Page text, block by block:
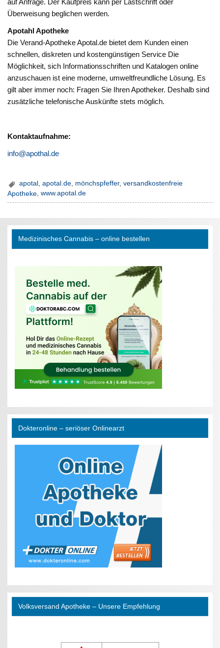
Überweisung beglichen werden.
Apotahl Apotheke
Die Verand-Apotheke Apotal.de bietet dem Kunden einen
schnellen, diskreten und kostengünstigen Service Die
Möglichkeit, sich Informationsschriften und Katalogen online
anzuschauen ist eine moderne, umweltfreundliche Lösung. Es
gilt aber immer noch: Fragen Sie Ihren Apotheker. Deshalb sind
zusätzliche telefonische Auskünfte stets möglich.
Kontaktaufnahme:
info@apothal.de
apotal ,apotal.de, mönchspfeffer,versandkostenfreie
Apotheke,www.apotal.de
Medizinisches Cannabis – online bestellen
Dokteronline – seriöser Onlinearzt
Volksversand Apotheke – Unsere Empfehlung